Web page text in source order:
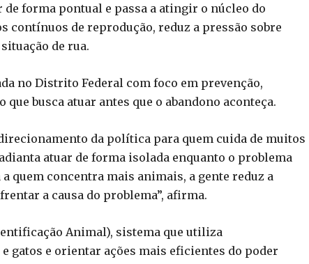
forma pontual e passa a atingir o núcleo do
contínuos de reprodução, reduz a pressão sobre
de rua.
no Distrito Federal com foco em prevenção,
busca atuar antes que o abandono aconteça.
da política para quem cuida de muitos
atuar de forma isolada enquanto o problema
quem concentra mais animais, a gente reduz a
a causa do problema”, afirma.
Animal), sistema que utiliza
gatos e orientar ações mais eficientes do poder